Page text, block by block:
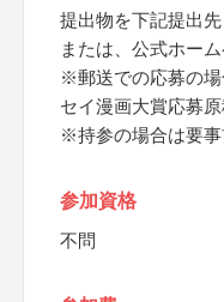
提出物を下記提出
または、公式ホー
※郵送での応募の場
セイ漫画大賞応募
※持参の場合は要事
参加資格
不問